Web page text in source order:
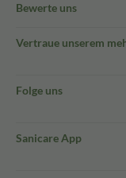
Bewerte uns
Vertraue unserem
Folge uns
Sanicare App